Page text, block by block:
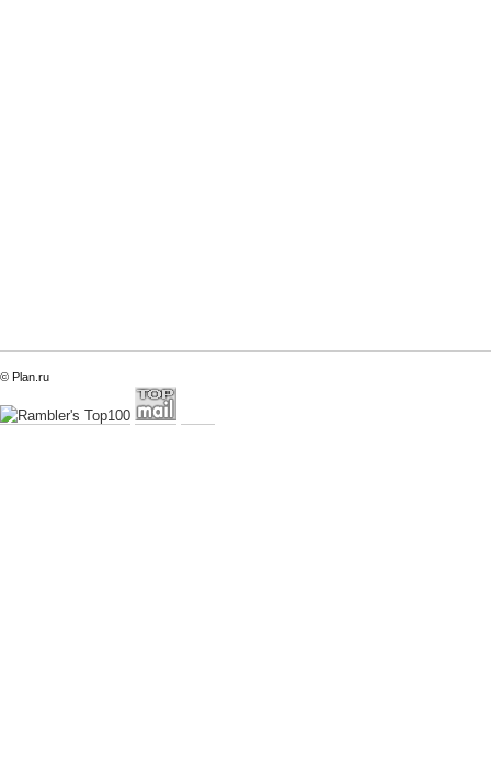
© Plan.ru